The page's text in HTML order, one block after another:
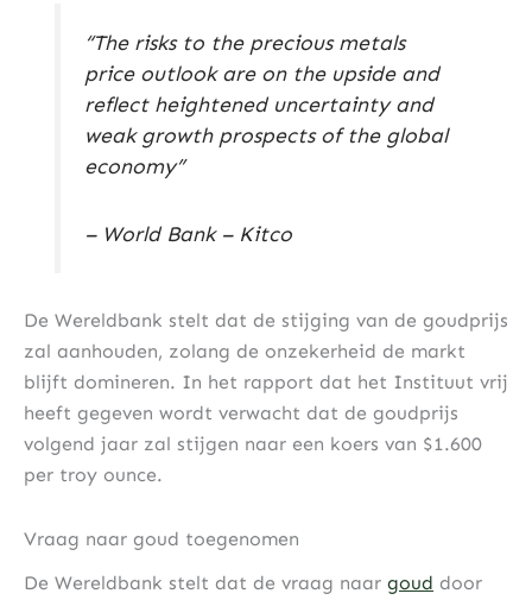
“The risks to the precious metals
price outlook are on the upside and
reflect heightened uncertainty and
weak growth prospects of the global
economy”
– World Bank – Kitco
De Wereldbank stelt dat de stijging van de goudprijs
zal aanhouden, zolang de onzekerheid de markt
blijft domineren. In het rapport dat het Instituut vrij
heeft gegeven wordt verwacht dat de goudprijs
volgend jaar zal stijgen naar een koers van $1.600
per troy ounce.
Vraag naar goud toegenomen
De Wereldbank stelt dat de vraag naar goud door